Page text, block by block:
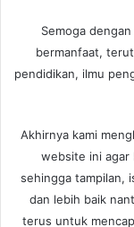
Semoga
bermanfaat,
pendidikan, ilmu
Akhirnya kami
website ini agar
sehingga tampilan,
dan lebih baik
terus untuk